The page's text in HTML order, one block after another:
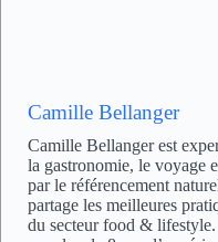
Camille Bellanger
Camille Bellanger est
la gastronomie, le voyage
par le référencement
partage les meilleures
du secteur food &